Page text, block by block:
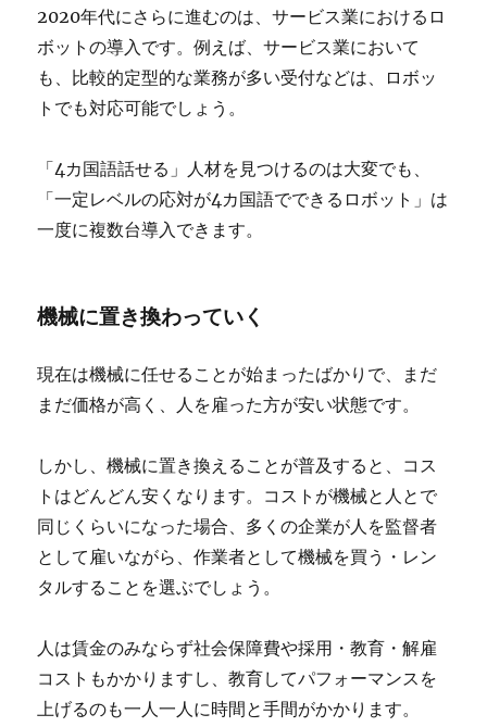
2020年代にさらに進むのは、サービス業におけるロ
ボットの導入です。例えば、サービス業において
も、比較的定型的な業務が多い受付などは、ロボッ
トでも対応可能でしょう。
「4カ国語話せる」人材を見つけるのは大変でも、
「一定レベルの応対が4カ国語でできるロボット」は
一度に複数台導入できます。
機械に置き換わっていく
現在は機械に任せることが始まったばかりで、まだ
まだ価格が高く、人を雇った方が安い状態です。
しかし、機械に置き換えることが普及すると、コス
トはどんどん安くなります。コストが機械と人とで
同じくらいになった場合、多くの企業が人を監督者
として雇いながら、作業者として機械を買う・レン
タルすることを選ぶでしょう 。
人は賃金のみならず社会保障費や採用・教育・解雇
コストもかかりますし、教育してパフォーマンスを
上げるのも一人一人に時間と手間がかかります。